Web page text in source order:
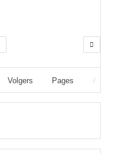
Volgers Pages